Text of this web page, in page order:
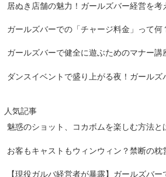
居ぬき店舗の魅力！ガールズバー経営を考
ガールズバーでの「チャージ料金」って何
ガールズバーで健全に遊ぶためのマナー
ダンスイベントで盛り上がる夜！ガールズ
人気記事
魅惑のショット、コカボムを楽しむ方法と
お客もキャストもウィンウィン？禁断の枕
【現役ガルバ経営者が暴露】ガールズバ